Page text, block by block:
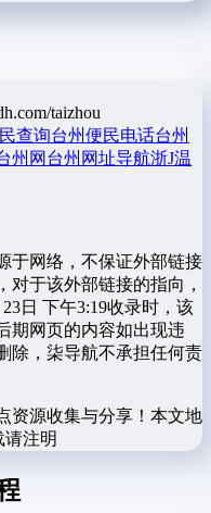
taizhou
查询台州便民电话台州
州网 台州网址导航浙J温
于网络，不保证外部链接
对于该外部链接的指向，
日 下午3:19收录时，该
期网页的内容如出现违
除，柒导航不承担任何责
资源收集与分享！ 本文地
请注明